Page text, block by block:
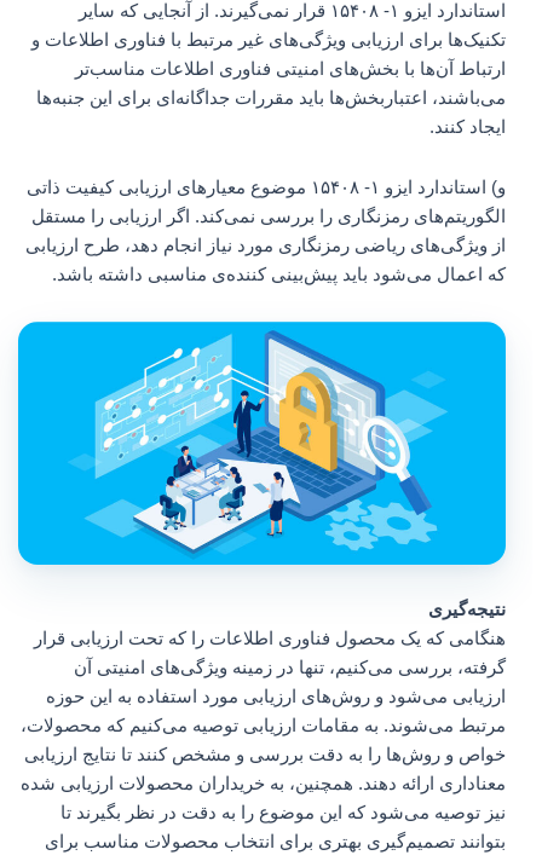
استاندارد ایزو ۱- ۱۵۴۰۸ قرار نمی‌گیرند. از آنجایی که سایر
تکنیک‌ها برای ارزیابی ویژگی‌های غیر مرتبط با فناوری اطلاعات و
ارتباط آن‌ها با بخش‌های امنیتی فناوری اطلاعات مناسب‌تر
می‌باشند، اعتباربخش‌ها باید مقررات جداگانه‌ای برای این جنبه‌ها
ایجاد کنند.
و) استاندارد ایزو ۱- ۱۵۴۰۸ موضوع معیارهای ارزیابی کیفیت ذاتی
الگوریتم‌های رمزنگاری را بررسی نمی‌کند. اگر ارزیابی را مستقل
از ویژگی‌های ریاضی رمزنگاری مورد نیاز انجام دهد، طرح ارزیابی
که اعمال می‌شود باید پیش‌بینی کننده‌ی مناسبی داشته باشد.
نتیجه‌گیری
هنگامی که یک محصول فناوری اطلاعات را که تحت ارزیابی قرار
گرفته، بررسی می‌کنیم، تنها در زمینه ویژگی‌های امنیتی آن
ارزیابی می‌شود و روش‌های ارزیابی مورد استفاده به این حوزه
مرتبط می‌شوند. به مقامات ارزیابی توصیه می‌کنیم که محصولات،
خواص و روش‌ها را به دقت بررسی و مشخص کنند تا نتایج ارزیابی
معناداری ارائه دهند. همچنین، به خریداران محصولات ارزیابی شده
نیز توصیه می‌شود که این موضوع را به دقت در نظر بگیرند تا
بتوانند تصمیم‌گیری بهتری برای انتخاب محصولات مناسب برای